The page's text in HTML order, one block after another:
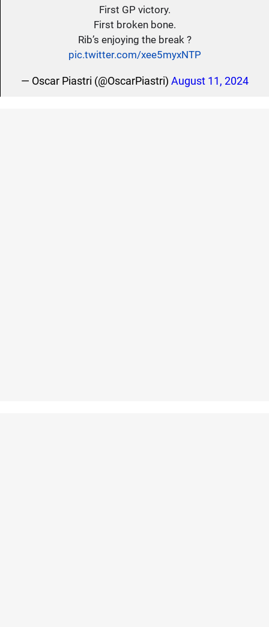
First GP victory.
First broken bone.
Rib’s enjoying the break ?
pic.twitter.com/xee5myxNTP
— Oscar Piastri (@OscarPiastri) August 11, 2024